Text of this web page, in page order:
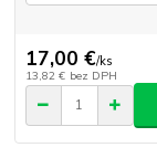
17,00 €/ks
13,82 € bez DPH